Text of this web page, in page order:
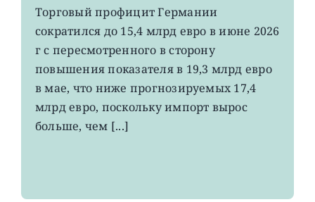
EWG:
немецкий
экспорт
вырос
4-
летнего
Торговый профицит Германии
сократился до 15,4 млрд евро в июне 2026
г с пересмотренного в сторону
повышения показателя в 19,3 млрд евро
в мае, что ниже прогнозируемых 17,4
млрд евро, поскольку импорт вырос
больше, чем [...]